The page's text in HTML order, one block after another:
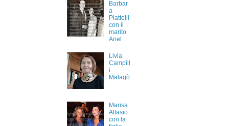
Barbar
a
Piattelli
con il
marito
Ariel
Livia
Campill
i
Malagò
Marisa
Allasio
con la